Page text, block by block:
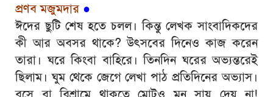
প্রণব মজুমদার ●
ঈদের ছুটি শেষ হতে চলল। কিন্তু লেখক সাংবাদিকদের
কী আর অবসর থাকে? উৎসবের দিনেও কাজ করেন
তারা। ঘরে কিংবা বাহিরে। তিনদিন ঘরের অভ্যন্তরেই
ছিলাম। ঘুম থেকে জেগে লেখা পাঠ প্রতিদিনের অভ্যাস।